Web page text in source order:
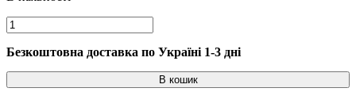
Безкоштовна доставка по Україні 1-3 дні
В кошик